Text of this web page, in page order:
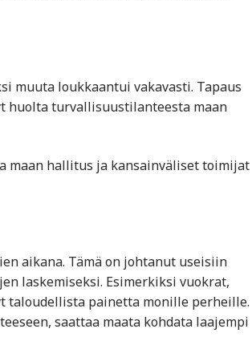
muuta loukkaantui vakavasti. Tapaus
huolta turvallisuustilanteesta maan
maan hallitus ja kansainväliset toimijat
aikana. Tämä on johtanut useisiin
laskemiseksi. Esimerkiksi vuokrat,
taloudellista painetta monille perheille.
saattaa maata kohdata laajempi